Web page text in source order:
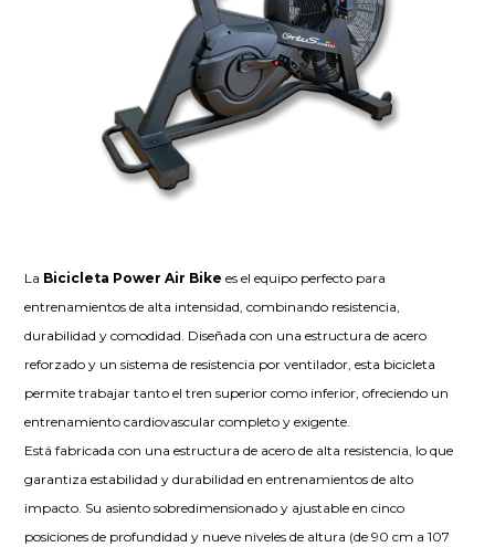
La Bicicleta Power Air Bike es el equipo perfecto para
entrenamientos de alta intensidad, combinando resistencia,
durabilidad y comodidad. Diseñada con una estructura de acero
reforzado y un sistema de resistencia por ventilador, esta bicicleta
permite trabajar tanto el tren superior como inferior, ofreciendo un
entrenamiento cardiovascular completo y exigente.
Está fabricada con una estructura de acero de alta resistencia, lo que
garantiza estabilidad y durabilidad en entrenamientos de alto
impacto. Su asiento sobredimensionado y ajustable en cinco
posiciones de profundidad y nueve niveles de altura (de 90 cm a 107